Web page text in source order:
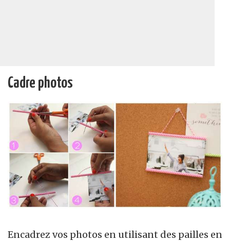
Cadre photos
Encadrez vos photos en utilisant des pailles en